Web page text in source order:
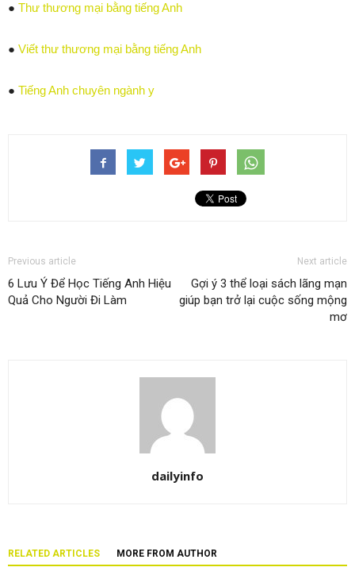
● Thư thương mại bằng tiếng Anh
● Viết thư thương mại bằng tiếng Anh
● Tiếng Anh chuyên ngành y
Previous article
6 Lưu Ý Để Học Tiếng Anh Hiệu
Quả Cho Người Đi Làm
Next article
Gợi ý 3 thể loại sách lãng mạn
giúp bạn trở lại cuộc sống mộng
mơ
dailyinfo
RELATED ARTICLES MORE FROM AUTHOR